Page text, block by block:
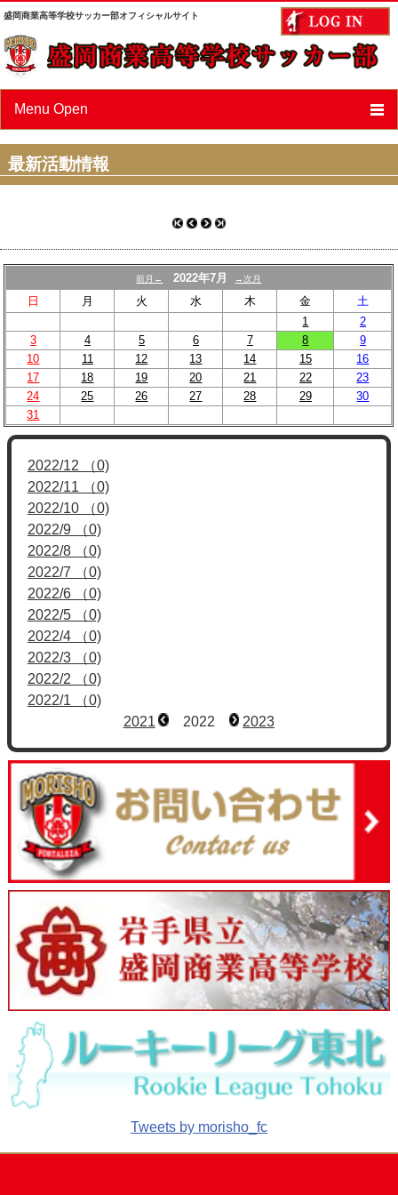
盛岡商業高等学校サッカー部オフィシャルサイト
Menu Open
ニュース
スケジュール
OBページ
あすなろ会（父母会）
リンク
最新活動情報
前月← 2022年7月 →次月
日 月 火 水 木 金
土
1
2
3
4 5 6 7 8
9
10
11 12 13 14 15
16
17
18 19 20 21 22
23
24
25 26 27 28 29
30
31
2022/12 （0)
2022/11 （0)
2022/10 （0)
2022/9 （0)
2022/8 （0)
2022/7 （0)
2022/6 （0)
2022/5 （0)
2022/4 （0)
2022/3 （0)
2022/2 （0)
2022/1 （0)
2021
2022 2023
Tweets by morisho_fc